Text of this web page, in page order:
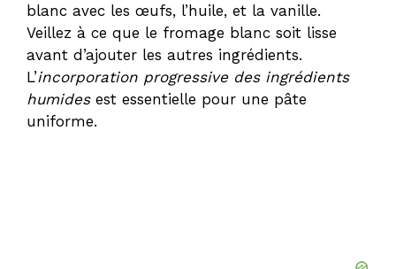
blanc avec les œufs, l’huile, et la vanille.
Veillez à ce que le fromage blanc soit lisse
avant d’ajouter les autres ingrédients.
L’incorporation progressive des ingrédients
humidesest essentielle pour une pâte
uniforme.